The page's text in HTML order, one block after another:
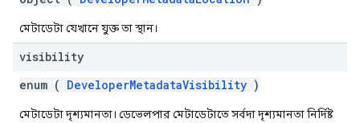
মেটাডেটা যেখানে যুক্ত তা স্থান।
visibility
enum ( DeveloperMetadataVisibility )
মেটাডেটা দৃশ্যমানতা। ডেভেলপার মেটাডেটাতে সর্বদা দৃশ্যমানতা নির্দিষ্ট